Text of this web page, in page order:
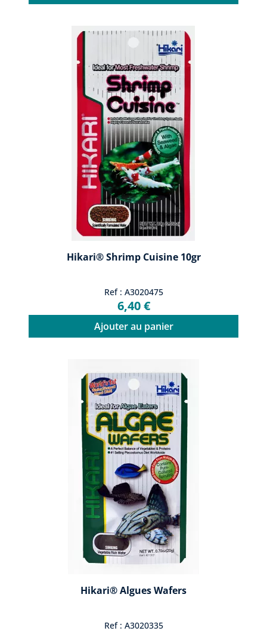
Hikari® Shrimp Cuisine 10gr
Ref : A3020475
6,40 €
Ajouter au panier
Hikari® Algues Wafers
Ref : A3020335